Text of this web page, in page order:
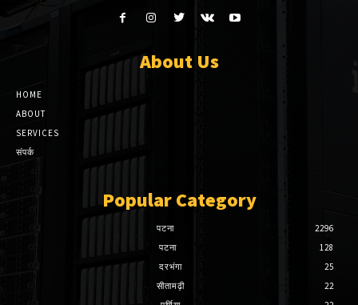
About Us
HOME
ABOUT
SERVICES
संपर्क
Popular Category
पटना
2296
पटना
128
दरभंगा
25
सीतामढ़ी
22